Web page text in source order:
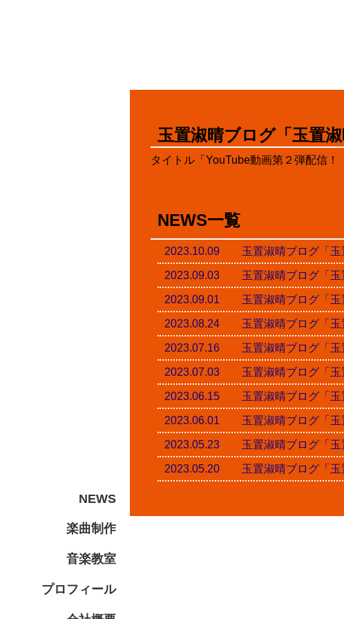
NEWS
楽曲制作
音楽教室
プロフィール
玉置淑晴ブログ「玉置
タイトル「YouTube動画第２弾配信！
NEWS一覧
2023.10.09 玉置淑晴ブログ「玉
2023.09.03 玉置淑晴ブログ「玉
2023.09.01 玉置淑晴ブログ「玉
2023.08.24 玉置淑晴ブログ「玉
2023.07.16 玉置淑晴ブログ「玉
2023.07.03 玉置淑晴ブログ「玉
2023.06.15 玉置淑晴ブログ「玉
2023.06.01 玉置淑晴ブログ「玉
2023.05.23 玉置淑晴ブログ「玉
2023.05.20 玉置淑晴ブログ「玉